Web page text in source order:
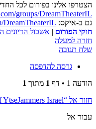
הצטרפו אלינו בפורום לכל
groups/DreamTheaterIL
גם ב-איקס: DreamTheaterIL
חוקי הפורום | אשכול הדיונים
חזרה למעלה
שלח תגובה
גרסה להדפסה
הודעה 1 • דף
1 מתוך 1
חזור אל “The Theatre of YtseJammers Israel”
עבור אל